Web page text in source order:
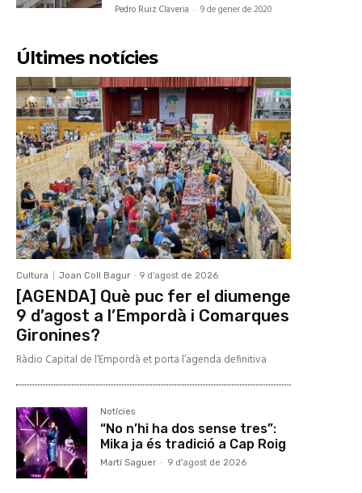
Pedro Ruiz Claveria - 9 de gener de 2020
Últimes notícies
Cultura Joan Coll Bagur - 9 d'agost de 2026
[AGENDA] Què puc fer el diumenge
9 d’agost a l’Empordà i Comarques
Gironines?
Ràdio Capital de l’Empordà et porta l’agenda definitiva
Notícies
“No n’hi ha dos sense tres”:
Mika ja és tradició a Cap Roig
Martí Saguer - 9 d'agost de 2026